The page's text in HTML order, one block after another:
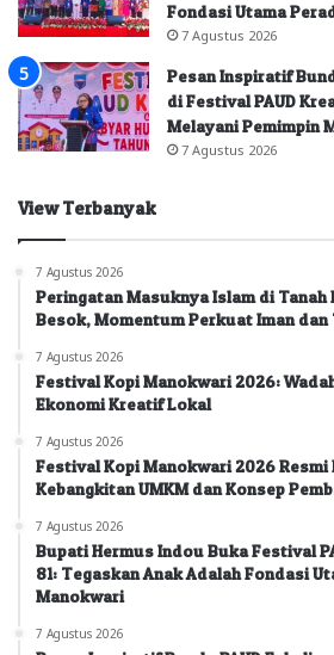
Fondasi Utama
7 Agustus 2026
Pesan Inspiratif
di Festival PAUD
Melayani Pemimpin
7 Agustus 2026
View Terbanyak
7 Agustus 2026
Peringatan Masuknya Islam di
Besok, Momentum Perkuat Iman
7 Agustus 2026
Festival Kopi Manokwari 2026:
Ekonomi Kreatif Lokal
7 Agustus 2026
Festival Kopi Manokwari 2026 Resmi
Kebangkitan UMKM dan Konsep
7 Agustus 2026
Bupati Hermus Indou Buka Festival
81: Tegaskan Anak Adalah Fondasi
Manokwari
7 Agustus 2026